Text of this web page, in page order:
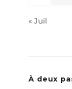
« Juil
À deux